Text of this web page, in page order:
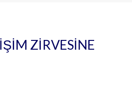
ZİRVESİNE